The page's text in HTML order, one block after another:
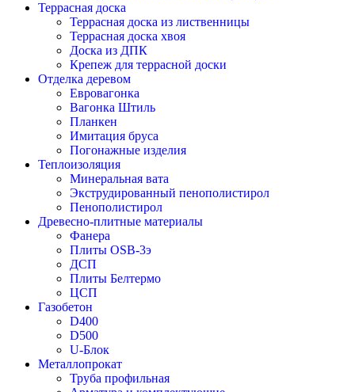
Террасная доска
Террасная доска из лиственницы
Террасная доска хвоя
Доска из ДПК
Крепеж для террасной доски
Отделка деревом
Евровагонка
Вагонка Штиль
Планкен
Имитация бруса
Погонажные изделия
Теплоизоляция
Минеральная вата
Экструдированный пенополистирол
Пенополистирол
Древесно-плитные материалы
Фанера
Плиты OSB-3э
ДСП
Плиты Белтермо
ЦСП
Газобетон
D400
D500
U-Блок
Металлопрокат
Труба профильная